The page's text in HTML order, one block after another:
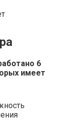
6
имеет